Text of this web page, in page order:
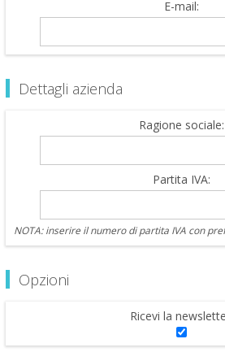
E-mail:
Dettagli azienda
Ragione sociale:
Partita IVA:
NOTA: inserire il numero di partita IVA con
Opzioni
Ricevi la